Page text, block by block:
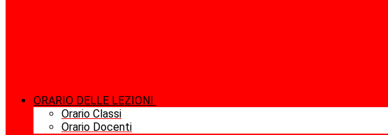
ORARIO DELLE LEZIONI
Orario Classi
Orario Docenti